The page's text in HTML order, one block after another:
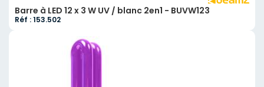
Barre à LED 12 x 3 W UV / blanc 2en1 - BUVW123
Réf : 153.502